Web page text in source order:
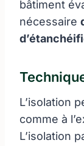
bâtiment
nécessaire
L’isolation
comme à
L’isolation